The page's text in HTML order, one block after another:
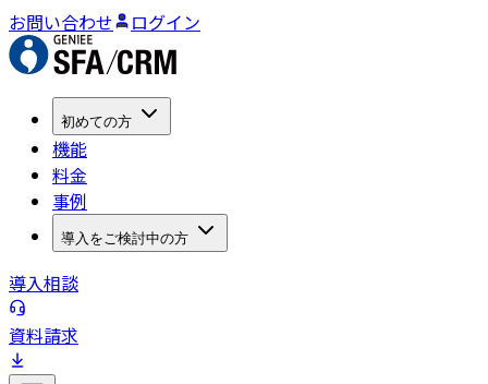
お問い合わせ ログイン
初めての方
機能
料金
事例
導入をご検討中の方
導入相談
資料請求